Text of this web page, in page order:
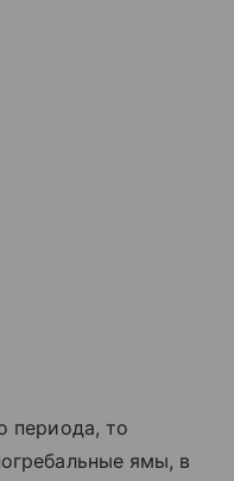
периода, то
ямы, в